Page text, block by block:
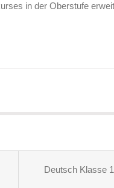
in der Oberstufe
Deutsch Klasse